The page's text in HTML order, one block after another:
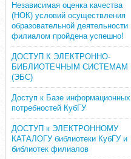
Независимая оценка качества
(НОК) условий осуществления
образовательной деятельности
филиалом пройдена успешно!
ДОСТУП К ЭЛЕКТРОННО-
БИБЛИОТЕЧНЫМ СИСТЕМАМ
(ЭБС)
Доступ к Базе информационных
потребностей КубГУ
ДОСТУП к ЭЛЕКТРОННОМУ
КАТАЛОГУ библиотеки КубГУ и
библиотек филиалов